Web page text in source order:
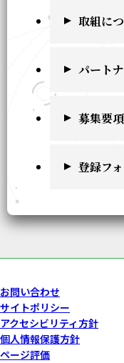
取組に
パート
募集要項
登録フ
お問い合わせ
サイトポリシー
アクセシビリティ方針
個人情報保護方針
ページ評価